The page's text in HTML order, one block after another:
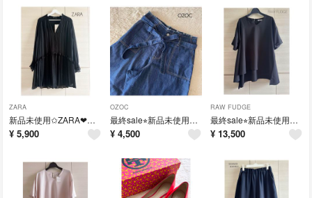
ZARA
新品未使用✩︎ZARA❤︎プリーツ チュニック ワンピース
¥ 5,900
OZOC
最終sale⭐︎新品未使用✦︎OZOC❤︎デニム ワイドパンツ
¥ 4,500
RAW FUDGE
最終sale⭐︎新品未使用✩︎ローファッジ❤︎Vネック ブラウス❤︎ブラック
¥ 13,500